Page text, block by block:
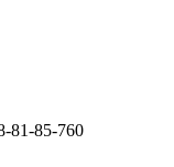
81-85-760